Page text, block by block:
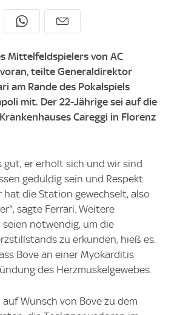
Mittelfeldspielers von AC
teilte Generaldirektor
am Rande des Pokalspiels
mit. Der 22-Jährige sei auf die
Careggi in Florenz
gut, er erholt sich und wir sind
geduldig sein und Respekt
hat die Station gewechselt, also
sagte Ferrari. Weitere
notwendig, um die
zu erkunden, hieß es.
Bove an einer Myokarditis
des Herzmuskelgewebes.
Wunsch von Bove zu dem